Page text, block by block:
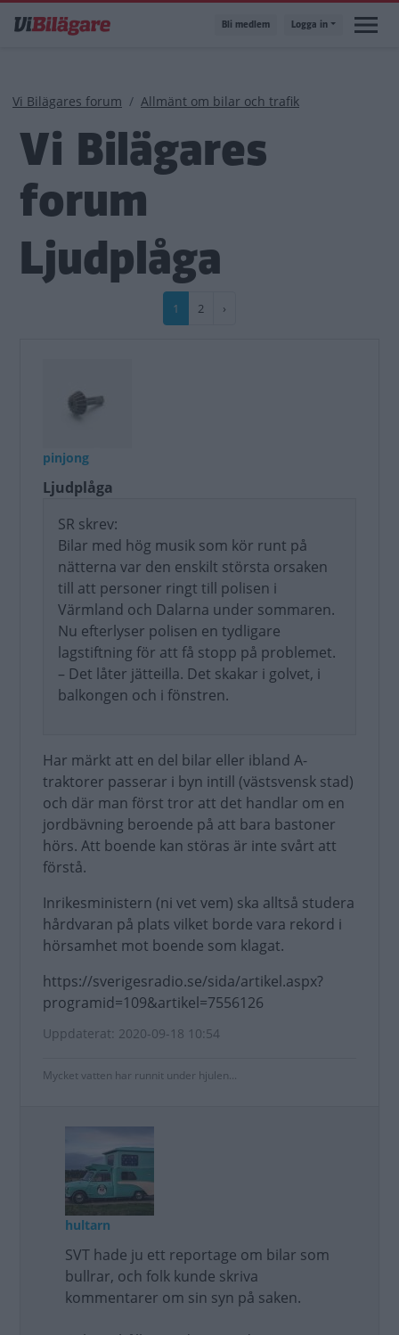
till
Bli medlem Logga in
Länkstig
Vi Bilägares forum Allmänt om bilar och trafik
Vi Bilägares
forum
Ljudplåga
Nuvarande
1 Sida
2
Nästa
›
pinjong
Ljudplåga
SR skrev:
Bilar med hög musik som kör runt på
nätterna var den enskilt största orsaken
till att personer ringt till polisen i
Värmland och Dalarna under sommaren.
Nu efterlyser polisen en tydligare
lagstiftning för att få stopp på problemet.
– Det låter jätteilla. Det skakar i golvet, i
balkongen och i fönstren.
Har märkt att en del bilar eller ibland A-
traktorer passerar i byn intill (västsvensk stad)
och där man först tror att det handlar om en
jordbävning beroende på att bara bastoner
hörs. Att boende kan störas är inte svårt att
förstå.
Inrikesministern (ni vet vem) ska alltså studera
hårdvaran på plats vilket borde vara rekord i
hörsamhet mot boende som klagat.
https://sverigesradio.se/sida/artikel.aspx?
programid=109&artikel=7556126
Uppdaterat: 2020-09-18 10:54
Mycket vatten har runnit under hjulen...
hultarn
SVT hade ju ett reportage om bilar som
bullrar, och folk kunde skriva
kommentarer om sin syn på saken.